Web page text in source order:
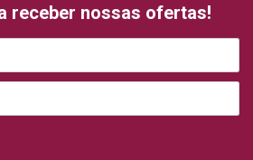
receber nossas ofertas!